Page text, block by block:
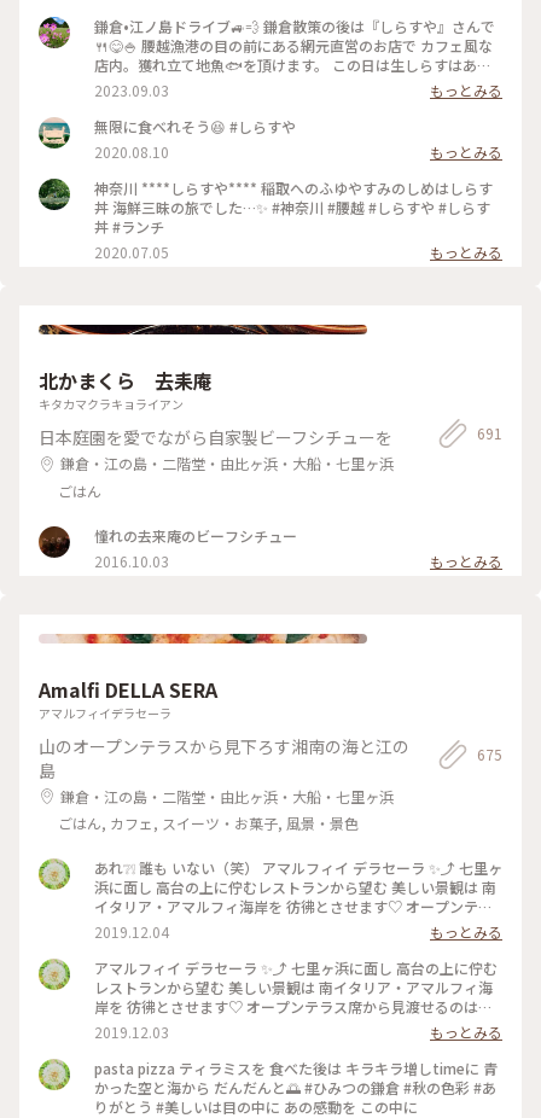
鎌倉•江ノ島ドライブ🚙💨 鎌倉散策の後は『しらすや』さんで
🍴😋🍚 腰越漁港の目の前にある網元直営のお店で カフェ風な
店内。獲れ立て地魚🐟️を頂けます。 この日は生しらすはあり
ませんでしたが、 アジと釜揚げしらすの二食丼を頂きました
🎵 食事の後は漁港をお散歩🚶‍♀️ 海と空が綺麗でした😌 #カメラ
旅 #私のことりっぷ旅 #美しい町 #しらす丼 #腰越漁港 #海鮮
2023.09.03
もっとみる
無限に食べれそう😆 #しらすや
2020.08.10
もっとみる
神奈川 ****しらすや**** 稲取へのふゆやすみのしめはしらす
丼 海鮮三昧の旅でした…✨ #神奈川 #腰越 #しらすや #しらす
丼 #ランチ
2020.07.05
もっとみる
北かまくら 去耒庵
キタカマクラキョライアン
日本庭園を愛でながら自家製ビーフシチューを
鎌倉・江の島・二階堂・由比ヶ浜・大船・七里ヶ浜
ごはん
691
憧れの去来庵のビーフシチュー
2016.10.03
もっとみる
Amalfi DELLA SERA
アマルフィイデラセーラ
山のオープンテラスから見下ろす湘南の海と江の
島
鎌倉・江の島・二階堂・由比ヶ浜・大船・七里ヶ浜
ごはん, カフェ, スイーツ・お菓子, 風景・景色
675
あれ❔❕ 誰も いない（笑） アマルフィイ デラセーラ ✨⤴︎ 七里ヶ
浜に面し 高台の上に佇むレストランから望む 美しい景観は 南
イタリア・アマルフィ海岸を 彷彿とさせます♡ オープンテラ
ス席から見渡せるのは 180度オーシャンビューの眩いパノラマ
は いつまでも いつまでも 眺めていたくなり… 困ります（笑）
#ひみつの鎌倉 #秋のお出かけ #美味しかった #ありがとう う
っかり３時間 経っていた（笑） のんびりさん
2019.12.04
もっとみる
アマルフィイ デラセーラ ✨⤴︎ 七里ヶ浜に面し 高台の上に佇む
レストランから望む 美しい景観は 南イタリア・アマルフィ海
岸を 彷彿とさせます♡ オープンテラス席から見渡せるのは
180度オーシャンビューの眩いパノラマは いつまでも いつま
でも 眺めていたくなり… 困ります（笑） #ひみつの鎌倉 #秋の
お出かけ #美味しかった #ありがとう うっかり３時間 経ってい
た（笑）
2019.12.03
もっとみる
pasta pizza ティラミスを 食べた後は キラキラ増しtimeに 青
かった空と海から だんだんと🌅 #ひみつの鎌倉 #秋の色彩 #あ
りがとう #美しいは目の中に あの感動を この中に